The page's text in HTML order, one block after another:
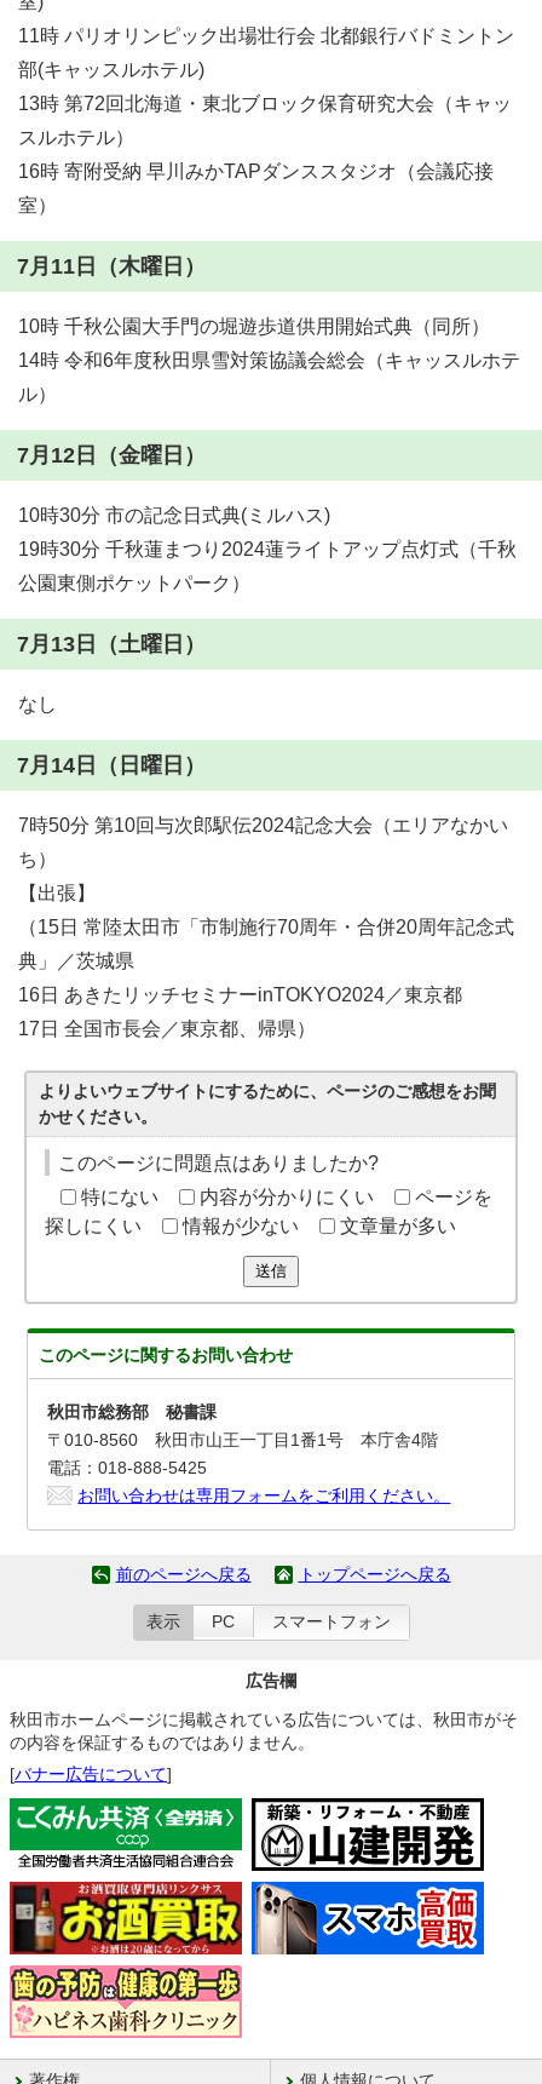
11時 パリオリンピック出場壮行会 北都銀行バドミントン
部(キャッスルホテル)
13時 第72回北海道・東北ブロック保育研究大会（キャッ
スルホテル）
16時 寄附受納 早川みかTAPダンススタジオ（会議応接
室）
7月11日（木曜日）
10時 千秋公園大手門の堀遊歩道供用開始式典（同所）
14時 令和6年度秋田県雪対策協議会総会（キャッスルホテ
ル）
7月12日（金曜日）
10時30分 市の記念日式典(ミルハス)
19時30分 千秋蓮まつり2024蓮ライトアップ点灯式（千秋
公園東側ポケットパーク）
7月13日（土曜日）
なし
7月14日（日曜日）
7時50分 第10回与次郎駅伝2024記念大会（エリアなかい
ち）
【出張】
（15日 常陸太田市「市制施行70周年・合併20周年記念式
典」／茨城県
16日 あきたリッチセミナーinTOKYO2024／東京都
17日 全国市長会／東京都、帰県）
よりよいウェブサイトにするために、ページのご感想をお聞
かせください。
このページに問題点はありましたか?
特にない
内容が分かりにくい
ページを
探しにくい
情報が少ない 文章量が多い
送信
このページに関するお問い合わせ
秋田市総務部 秘書課
〒010-8560 秋田市山王一丁目1番1号 本庁舎4階
電話：018-888-5425
お問い合わせは専用フォームをご利用ください。
前のページへ戻る トップページへ戻る
表示 PC スマートフォン
広告欄
秋田市ホームページに掲載されている広告については、秋田市がそ
の内容を保証するものではありません。
[バナー広告について]